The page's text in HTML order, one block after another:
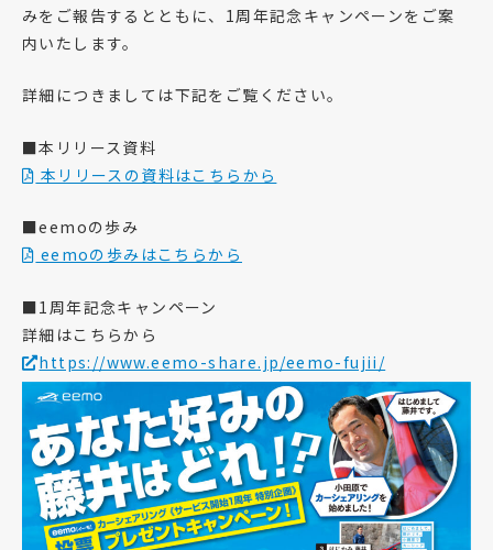
みをご報告するとともに、1周年記念キャンペーンをご案
内いたします。
詳細につきましては下記をご覧ください。
■本リリース資料
本リリースの資料はこちらから
■eemoの歩み
eemoの歩みはこちらから
■1周年記念キャンペーン
詳細はこちらから
https://www.eemo-share.jp/eemo-fujii/